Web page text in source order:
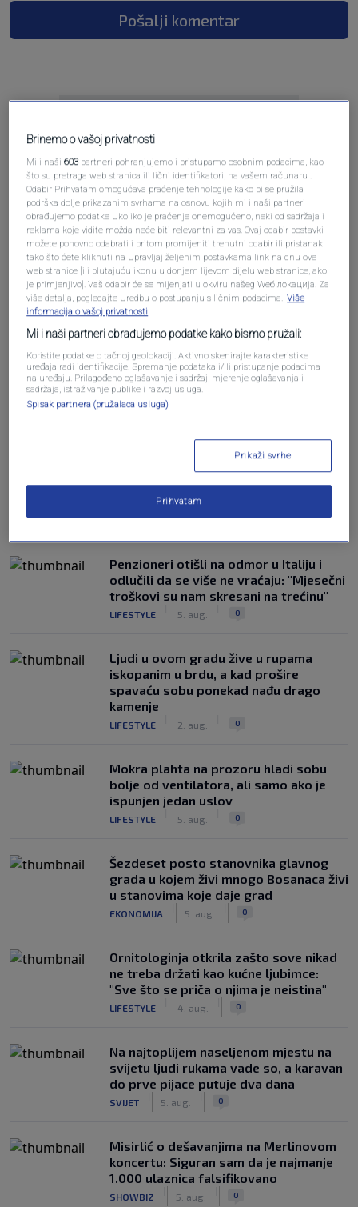
Pošalji komentar
Oglas
Oglas
NAJČITANIJE
Penzioneri otišli na odmor u Italiju i
odlučili da se više ne vraćaju: "Mjesečni
troškovi su nam skresani na trećinu"
LIFESTYLE 5. aug. 0
Ljudi u ovom gradu žive u rupama
iskopanim u brdu, a kad prošire
spavaću sobu ponekad nađu drago
kamenje
LIFESTYLE 2. aug. 0
Mokra plahta na prozoru hladi sobu
bolje od ventilatora, ali samo ako je
ispunjen jedan uslov
LIFESTYLE 5. aug. 0
Šezdeset posto stanovnika glavnog
grada u kojem živi mnogo Bosanaca živi
u stanovima koje daje grad
EKONOMIJA 5. aug. 0
Ornitologinja otkrila zašto sove nikad
ne treba držati kao kućne ljubimce:
"Sve što se priča o njima je neistina"
LIFESTYLE 4. aug. 0
Na najtoplijem naseljenom mjestu na
svijetu ljudi rukama vade so, a karavan
do prve pijace putuje dva dana
SVIJET 5. aug. 0
Misirlić o dešavanjima na Merlinovom
koncertu: Siguran sam da je najmanje
1.000 ulaznica falsifikovano
SHOWBIZ 5. aug. 0
Brinemo o vašoj privatnosti
Mi i naši603 partneri pohranjujemo i pristupamo osobnim podacima, kao
što su pretraga web stranica ili lični identifikatori, na vašem računaru .
Odabir Prihvatam omogućava praćenje tehnologije kako bi se pružila
podrška dolje prikazanim svrhama na osnovu kojih mi i naši partneri
obrađujemo podatke Ukoliko je praćenje onemogućeno, neki od sadržaja i
reklama koje vidite možda neće biti relevantni za vas. Ovaj odabir postavki
možete ponovno odabrati i pritom promijeniti trenutni odabir ili pristanak
tako što ćete kliknuti na Upravljaj željenim postavkama link na dnu ove
web stranice [ili plutajuću ikonu u donjem lijevom dijelu web stranice, ako
je primjenjivo]. Vaš odabir će se mijenjati u okviru našeg Wеб локација. Za
više detalja, pogledajte Uredbu o postupanju s ličnim podacima. Više
informacija o vašoj privatnosti
Mi i naši partneri obrađujemo podatke kako bismo pružali:
Koristite podatke o tačnoj geolokaciji. Aktivno skenirajte karakteristike
uređaja radi identifikacije. Spremanje podataka i/ili pristupanje podacima
na uređaju. Prilagođeno oglašavanje i sadržaj, mjerenje oglašavanja i
sadržaja, istraživanje publike i razvoj usluga.
Spisak partnera (pružalaca usluga)
Prikaži svrhe
Prihvatam